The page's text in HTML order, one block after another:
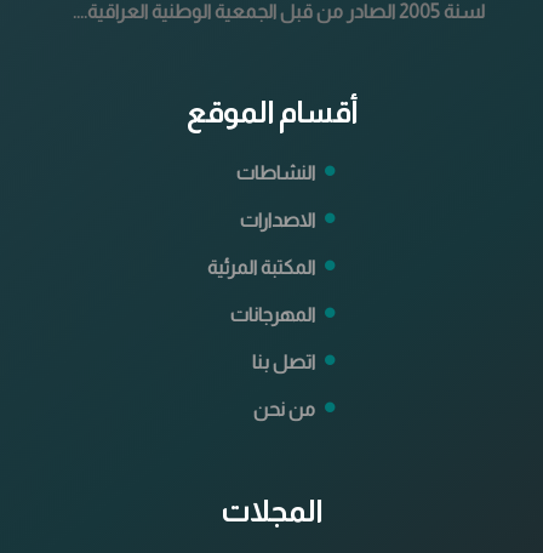
لسنة 2005 الصادر من قبل الجمعية الوطنية العراقية....
أقسام الموقع
النشاطات
الاصدارات
المكتبة المرئية
المهرجانات
اتصل بنا
من نحن
المجلات